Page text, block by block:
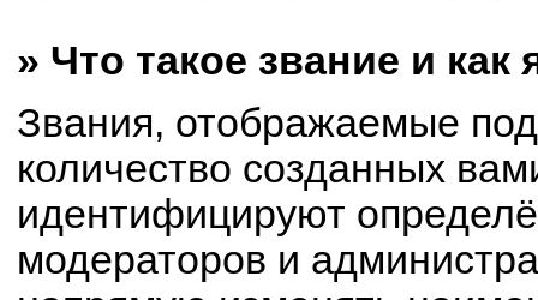
» Что такое звание и как
Звания, отображаемые
количество созданных
идентифицируют
модераторов и